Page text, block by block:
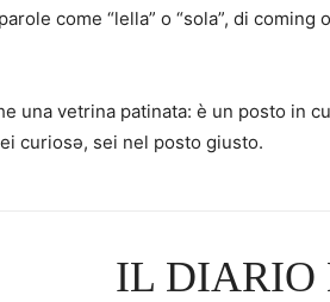
come “lella” o “sola”, di
una vetrina patinata: è un posto in
curiosə, sei nel posto giusto.
IL DIARIO